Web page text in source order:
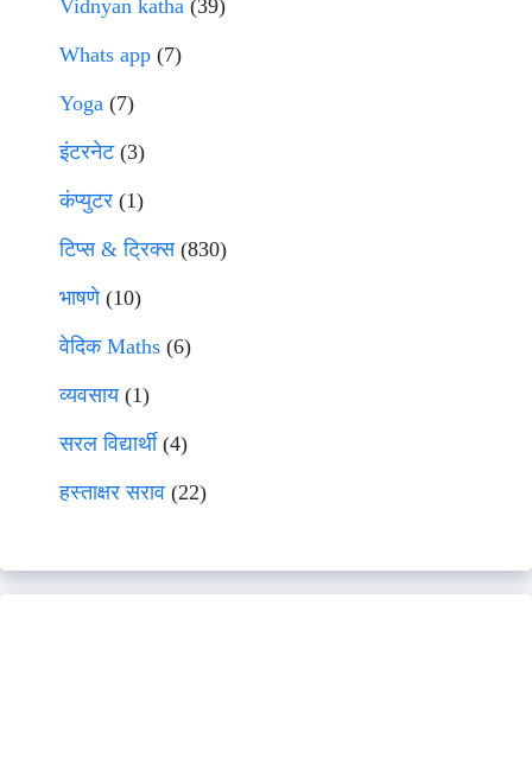
Vidnyan katha (39)
Whats app (7)
Yoga (7)
इंटरनेट(3)
कंप्युटर (1)
टिप्स & ट्रिक्स(830)
भाषणे(10)
वेदिक Maths (6)
व्यवसाय(1)
सरल विद्यार्थी(4)
हस्ताक्षर सराव (22)